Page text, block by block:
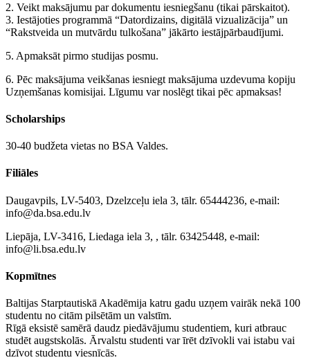
2. Veikt maksājumu par dokumentu iesniegšanu (tikai pārskaitot).
3. Iestājoties programmā “Datordizains, digitālā vizualizācija” un
“Rakstveida un mutvārdu tulkošana” jākārto iestājpārbaudījumi.
5. Apmaksāt pirmo studijas posmu.
6. Pēc maksājuma veikšanas iesniegt maksājuma uzdevuma kopiju
Uzņemšanas komisijai. Līgumu var noslēgt tikai pēc apmaksas!
Scholarships
30-40 budžeta vietas no BSA Valdes.
Filiāles
Daugavpils, LV-5403, Dzelzceļu iela 3, tālr. 65444236, e-mail:
info@da.bsa.edu.lv
Liepāja, LV-3416, Liedaga iela 3, , tālr. 63425448, e-mail:
info@li.bsa.edu.lv
Kopmītnes
Baltijas Starptautiskā Akadēmija katru gadu uzņem vairāk nekā 100
studentu no citām pilsētām un valstīm.
Rīgā eksistē samērā daudz piedāvājumu studentiem, kuri atbrauc
studēt augstskolās. Ārvalstu studenti var īrēt dzīvokli vai istabu vai
dzīvot studentu viesnīcās.